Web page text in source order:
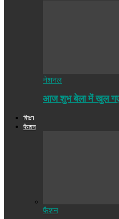
नेशनल
आज शुभ बेला में खुल गए
शिक्षा
फैशन
फैशन